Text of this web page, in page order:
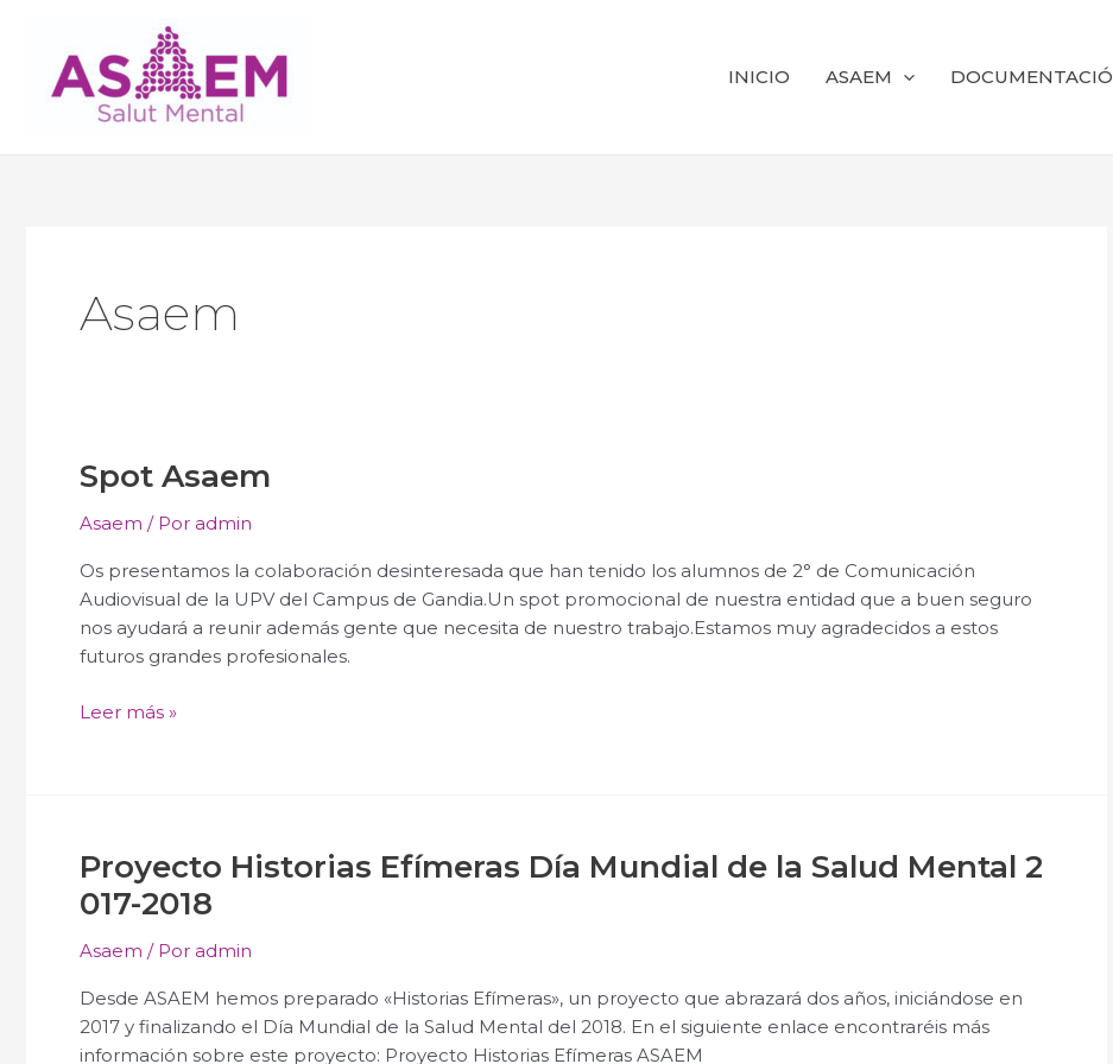
contenido
INICIO ASAEM DOCUMENTACIÓ
Asaem
Spot Asaem
Asaem / Por admin
Os presentamos la colaboración desinteresada que han tenido los alumnos de 2° de Comunicación
Audiovisual de la UPV del Campus de Gandia.Un spot promocional de nuestra entidad que a buen seguro
nos ayudará a reunir además gente que necesita de nuestro trabajo.Estamos muy agradecidos a estos
futuros grandes profesionales.
Spot Asaem
Leer más »
Proyecto Historias Efímeras Día Mundial de la Salud Mental 2
017-2018
Asaem / Por admin
Desde ASAEM hemos preparado «Historias Efímeras», un proyecto que abrazará dos años, iniciándose en
2017 y finalizando el Día Mundial de la Salud Mental del 2018. En el siguiente enlace encontraréis más
información sobre este proyecto: Proyecto Historias Efímeras ASAEM
Proyecto Historias Efímeras Día Mundial de la Salud Mental 2017-
2018